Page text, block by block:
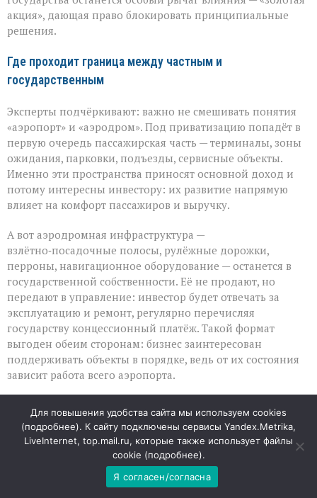
акция», дающая право блокировать принципиальные
решения.
Где проходит граница между частным и
государственным
Эксперты подчёркивают: важно не смешивать понятия
«аэропорт» и «аэродром». Под приватизацию попадёт в
первую очередь пассажирская часть — терминалы, зоны
ожидания, парковки, подъезды, сервисные объекты.
Именно эти пространства приносят основной доход и
потому интересны инвестору: их развитие напрямую
влияет на комфорт пассажиров и выручку.
А вот аэродромная инфраструктура —
взлётно‑посадочные полосы, рулёжные дорожки,
перроны, навигационное оборудование — останется в
государственной собственности. Её не продают, но
передают в управление: инвестор будет отвечать за
эксплуатацию и ремонт, регулярно перечисляя
государству концессионный платёж. Такой формат
выгоден обеим сторонам: бизнес заинтересован
поддерживать объекты в порядке, ведь от их состояния
зависит работа всего аэропорта.
Зачем это нужно и чего ждать пассажирам
Частный капитал обычно активнее вкладывается в
обновление и масштабирование: новые сервисы, более
удобные залы, понятная навигация, дополнительные
опции для путешественников. При этом государство
Для повышения удобства сайта мы используем cookies
(подробнее). К сайту подключены сервисы Yandex.Metrika,
LiveInternet, top.mail.ru, которые также использует файлы
cookie (подробнее).
Я согласен/согласна